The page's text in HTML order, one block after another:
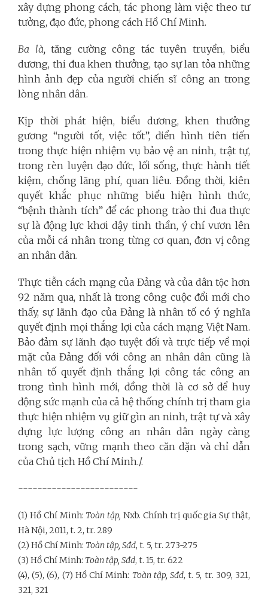
xây dựng phong cách, tác phong làm việc theo tư
tưởng, đạo đức, phong cách Hồ Chí Minh.
Ba là, tăng cường công tác tuyên truyền, biểu
dương, thi đua khen thưởng, tạo sự lan tỏa những
hình ảnh đẹp của người chiến sĩ công an trong
lòng nhân dân.
Kịp thời phát hiện, biểu dương, khen thưởng
gương “người tốt, việc tốt”, điển hình tiên tiến
trong thực hiện nhiệm vụ bảo vệ an ninh, trật tự,
trong rèn luyện đạo đức, lối sống, thực hành tiết
kiệm, chống lãng phí, quan liêu. Đồng thời, kiên
quyết khắc phục những biểu hiện hình thức,
“bệnh thành tích” để các phong trào thi đua thực
sự là động lực khơi dậy tinh thần, ý chí vươn lên
của mỗi cá nhân trong từng cơ quan, đơn vị công
an nhân dân.
Thực tiễn cách mạng của Đảng và của dân tộc hơn
92 năm qua, nhất là trong công cuộc đổi mới cho
thấy, sự lãnh đạo của Đảng là nhân tố có ý nghĩa
quyết định mọi thắng lợi của cách mạng Việt Nam.
Bảo đảm sự lãnh đạo tuyệt đối và trực tiếp về mọi
mặt của Đảng đối với công an nhân dân cũng là
nhân tố quyết định thắng lợi công tác công an
trong tình hình mới, đồng thời là cơ sở để huy
động sức mạnh của cả hệ thống chính trị tham gia
thực hiện nhiệm vụ giữ gìn an ninh, trật tự và xây
dựng lực lượng công an nhân dân ngày càng
trong sạch, vững mạnh theo căn dặn và chỉ dẫn
của Chủ tịch Hồ Chí Minh./.
-------------------------
(1) Hồ Chí Minh: Toàn tập,Nxb. Chính trị quốc gia Sự thật,
Hà Nội, 2011, t. 2, tr. 289
(2) Hồ Chí Minh: Toàn tập, Sđd, t. 5, tr. 273-275
(3) Hồ Chí Minh: Toàn tập, Sđd, t. 15, tr. 622
(4), (5), (6), (7) Hồ Chí Minh: Toàn tập, Sđd, t. 5, tr. 309, 321,
321, 321